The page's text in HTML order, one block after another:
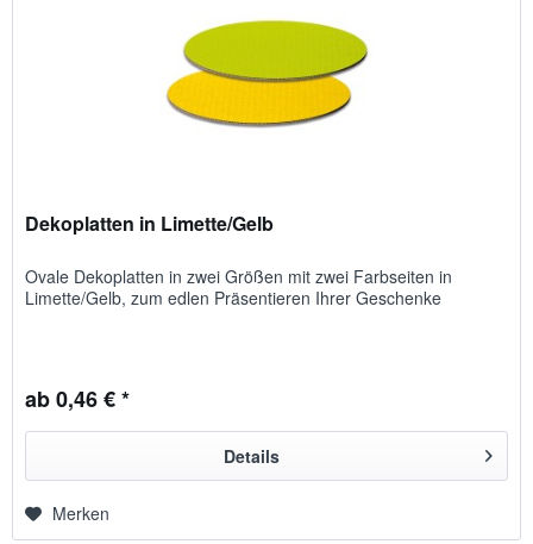
Dekoplatten in Limette/Gelb
Ovale Dekoplatten in zwei Größen mit zwei Farbseiten in
Limette/Gelb, zum edlen Präsentieren Ihrer Geschenke
ab 0,46 € *
Details
Merken